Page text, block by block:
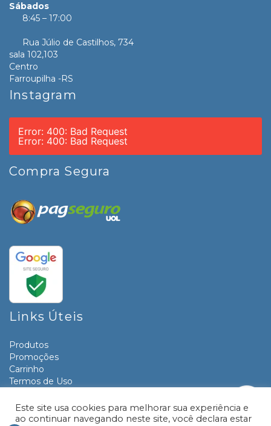
Sábados
8:45 – 17:00
Rua Júlio de Castilhos, 734
sala 102,103
Centro
Farroupilha -RS
Instagram
Error: 400: Bad Request
Error: 400: Bad Request
Compra Segura
Links Úteis
Produtos
Promoções
Carrinho
Termos de Uso
Contato
Este site usa cookies para melhorar sua experiência e
ao continuar navegando neste site, você declara estar